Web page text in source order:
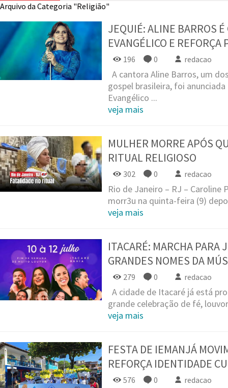
Arquivo da Categoria "Religião"
JEQUIÉ: ALINE BARROS
EVANGÉLICO E REFORÇA
196 0 redacao
A cantora Aline Barros, um
gospel brasileira, foi
Evangélico ...
veja mais
MULHER MORRE APÓS
RITUAL RELIGIOSO
302 0 redacao
Rio de Janeiro – RJ – Caroline
morr3u na quinta-feira (9)
veja mais
ITACARÉ: MARCHA PARA
GRANDES NOMES DA
279 0 redacao
A cidade de Itacaré já está
grande celebração de fé,
veja mais
FESTA DE IEMANJÁ
REFORÇA IDENTIDADE
576 0 redacao